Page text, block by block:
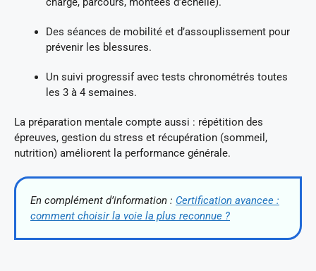
Des séances de mobilité et d’assouplissement pour
prévenir les blessures.
Un suivi progressif avec tests chronométrés toutes
les 3 à 4 semaines.
La préparation mentale compte aussi : répétition des
épreuves, gestion du stress et récupération (sommeil,
nutrition) améliorent la performance générale.
En complément d’information : Certification avancee :
comment choisir la voie la plus reconnue ?